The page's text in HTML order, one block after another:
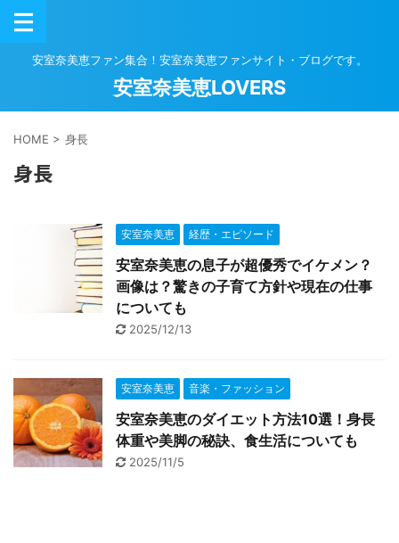
安室奈美恵ファン集合！安室奈美恵ファンサイト・ブログです。
安室奈美恵LOVERS
HOME > 身長
身長
安室奈美恵 経歴・エピソード
安室奈美恵の息子が超優秀でイケメン？
画像は？驚きの子育て方針や現在の仕事
についても
2025/12/13
安室奈美恵 音楽・ファッション
安室奈美恵のダイエット方法10選！身長
体重や美脚の秘訣、食生活についても
2025/11/5